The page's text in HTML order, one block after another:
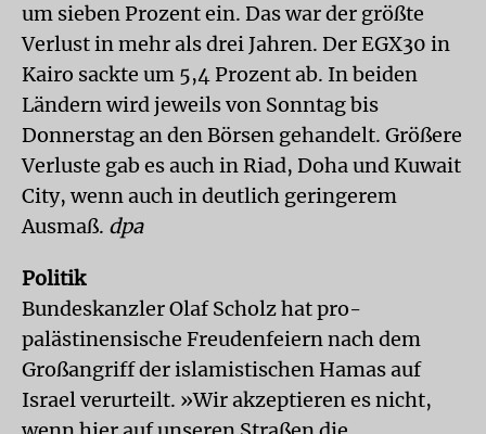
um sieben Prozent ein. Das war der größte
Verlust in mehr als drei Jahren. Der EGX30 in
Kairo sackte um 5,4 Prozent ab. In beiden
Ländern wird jeweils von Sonntag bis
Donnerstag an den Börsen gehandelt. Größere
Verluste gab es auch in Riad, Doha und Kuwait
City, wenn auch in deutlich geringerem
Ausmaß. dpa
Politik
Bundeskanzler Olaf Scholz hat pro-
palästinensische Freudenfeiern nach dem
Großangriff der islamistischen Hamas auf
Israel verurteilt. »Wir akzeptieren es nicht,